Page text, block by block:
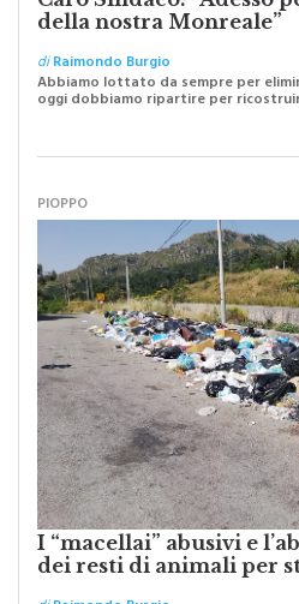
Caro Sindaco: “Adesso
della nostra Monreale”
diRaimondo Burgio
I “macellai” abusivi e
dei resti di animali per